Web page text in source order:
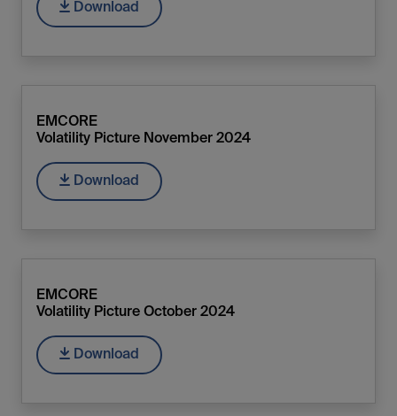
Download
EMCORE
Volatility Picture November 2024
Download
EMCORE
Volatility Picture October 2024
Download